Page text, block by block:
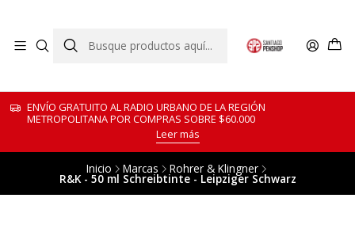
ENVÍO GRATUITO AL RADIO URBANO DE LA REGIÓN
METROPOLITANA POR COMPRAS SOBRE $60.000
Leer más
Inicio Marcas Rohrer & Klingner
R&K - 50 ml Schreibtinte - Leipziger Schwarz